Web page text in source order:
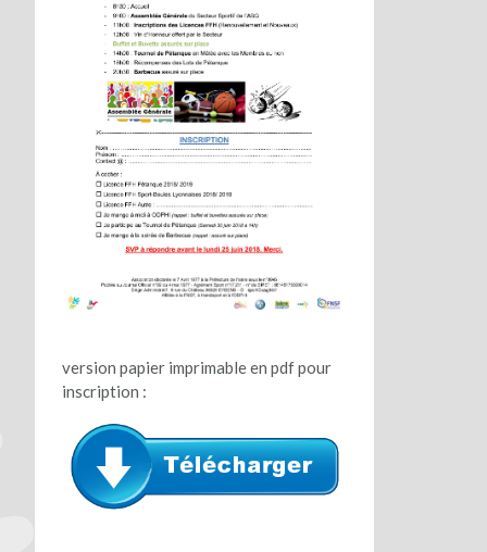
version papier imprimable en pdf pour
inscription :